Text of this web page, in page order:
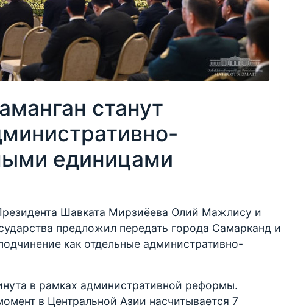
станут
единицами
Шавката Мирзиёева Олий Мажлису и
предложил передать города Самарканд и
как отдельные административно-
в рамках административной реформы.
в Центральной Азии насчитывается 7